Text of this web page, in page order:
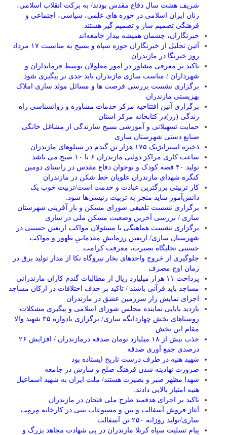
شریف هشت سال دفاع مقدس بودند/ به برکت انقلاب اسلامی،
زنان ایران اسلامی در حوزه های علمی، سیاسی، اجتماعی و
فرهنگی تصمیم ساز و تصمیم گیر هستند.
خبرنگاران، چشمان همیشه بیدار جامعه‌اند
آئین تجلیل از خبرنگاران حوزه سپاه و بسیج به مناسبت ۱۷ مرداد
روز خبرنگا در مازندران
تاکید بر معرفی مشاور در امور معلولان توسط فرمانداران و
شهرداران / مناسب سازی مازندران باید جدی تر پیگیری شود.
برگزاری نشست بررسی فرصت ها و مسائل مولد سازی املاک
بهزیستی مازندران
برگزاری آئین افتتاحیه مرکز خدمات مشاوره و روانشناسی راه
زندگی (رز)در کتابخانه مرکز استان
حمایت تسهیلاتی و آموزشی بسیج سازندگی از مشاغل خانگی
صنایع دستی شهرستان ساری
ذخیره استراتژیک ۱۷۵ هزار تن گندم در سیلوهای مازندران
ساعت کاری مراکز دولتی مازندران ۶ تا ۱۰ صبح می باشد.
تولید ۴۰ قصه کودک و نوجوان دفاع مقدس در راستای دومین
کنگره شهدای مازندران علویان خط شکن در مازندران
کار تربیتی بزرگترین عبادت و خدمت است/تربیت خوب یک
دانش‌آموز شاید منجر به تربیت رئیسی‌ها شود.
برگزاری ‌نشست تلفیقی شورای مسکن و باز آفرینی شهرستان
ساری / بررسی آخرین وضعیت مسکن ملی در ساری
برگزاری نشست هماهنگی با مسئولان مواکب اربعین حسینی در
شهرستان ساری/ اربعین رزمایشِ مقدماتیِ ظهور و مواکب
حسینی تجلیگاه بصیرت، معرفت کرامت…
جلوگیری از خروج واحدهای بخار نیروگاه نکا از مدار تولید برق در
زمان اوج مصرف
پرداخت ۱۱ هزار میلیارد ریال از مطالبات گندم کاران مازندرانی
مساجد باید قرآنی باشند / تاکید بر حذف اختلافات در ارکان مساجد
اجرای نمایش راز سرزمین عشق در مازندران
بازدید بابایی نماینده مجلس شورای اسلامی و پیگیری مشکلات
روستاهای بخش چهاردانگه ساری/ برگزاری یادواره ۳۵ شهید والا
مقام این بخش
جذب بیش از ۱۸ میلیارد تومان صدقه درمازندران / افزایش ۲۶
درصدی جمع آوری صدقه
شهید هنیه در طرف درست تاریخ ایستاده بود
ضرورت نهادینه شدن فرهنگ صلح و سازش در جامعه
شهدا مظهر صبر و بصیرت هستند/ ملت ایران به شهید اسماعیل
هنیه امتیاز بالایی دادند.
تاکید بر اجرای هدفمند طرح ملی فتحان در مازندران
آغاز فروش آسفالت و بتن و مصنوعات بتنی در کارخانه مِرمِت
ساری/تولید روزانه ۲۵۰ تن آسفالت
پیام تسلیت سپاه کربلا مازندران در پی شهادت مجاهد بزرگ و